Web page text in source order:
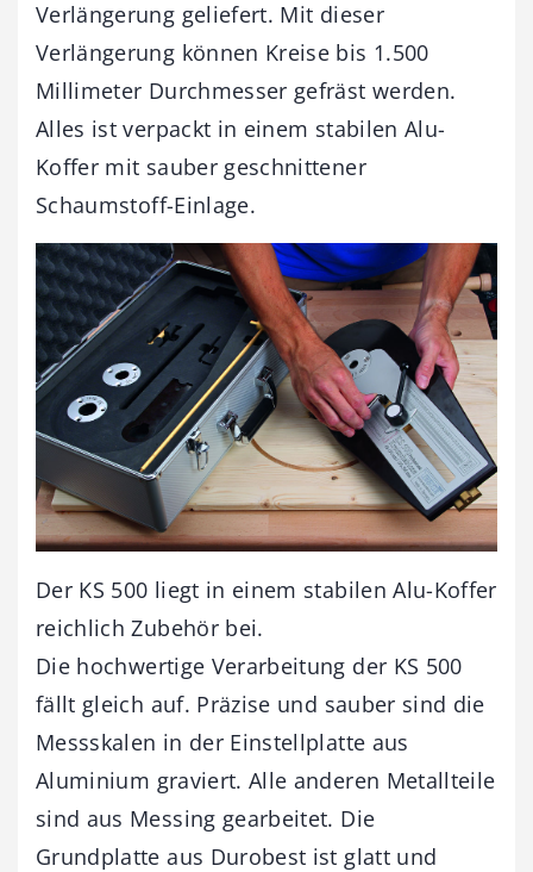
Verlängerung geliefert. Mit dieser
Verlängerung können Kreise bis 1.500
Millimeter Durchmesser gefräst werden.
Alles ist verpackt in einem stabilen Alu-
Koffer mit sauber geschnittener
Schaumstoff-Einlage.
Der KS 500 liegt in einem stabilen Alu-Koffer
reichlich Zubehör bei.
Die hochwertige Verarbeitung der KS 500
fällt gleich auf. Präzise und sauber sind die
Messskalen in der Einstellplatte aus
Aluminium graviert. Alle anderen Metallteile
sind aus Messing gearbeitet. Die
Grundplatte aus Durobest ist glatt und